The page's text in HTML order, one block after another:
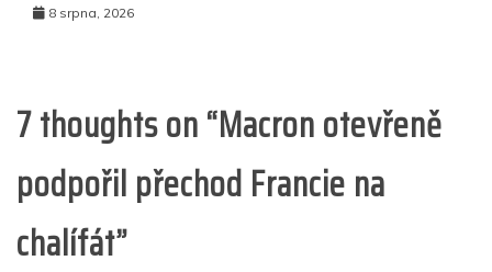
8 srpna, 2026
7 thoughts on “Macron otevřeně
podpořil přechod Francie na
chalífát”